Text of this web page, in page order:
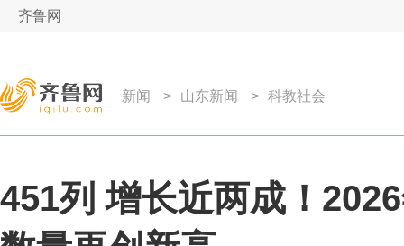
齐鲁网
新闻 > 山东新闻 > 科教社会
451列 增长近两成！